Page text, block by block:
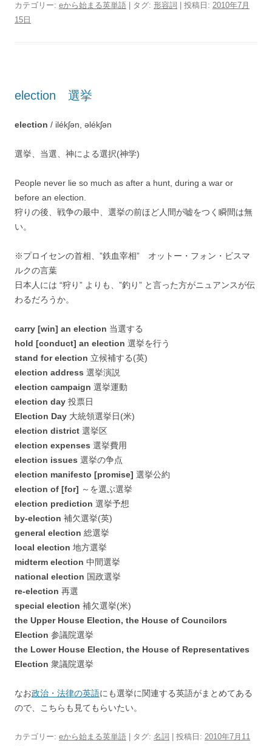
カテゴリー: eから始まる英単語 | タグ: 形容詞 | 投稿日: 2010年7月
15日
election 選挙
election / ilékʃən, əlékʃən
選挙、当選、神による選択(神学)
People never lie so much as after a hunt, during a war or
before an election.
狩りの後、戦争の最中、選挙の前ほど人間が嘘をつく瞬間は無
い。
※プロイセンの首相、”鉄血宰相” オットー・フォン・ビスマ
ルクの言葉
日本人には “狩り” よりも、”釣り” と言った方がニュアンスが伝
わるだろうか。
carry [win] an election 当選する
hold [conduct] an election 選挙を行う
stand for election 立候補する(英)
election address 選挙演説
election campaign 選挙運動
election day 投票日
Election Day 大統領選挙日(米)
election district 選挙区
election expenses 選挙費用
election issues 選挙の争点
election manifesto [promise] 選挙公約
election of [for] ～を選ぶ選挙
election prediction 選挙予想
by-election 補欠選挙(英)
general election 総選挙
local election 地方選挙
midterm election 中間選挙
national election 国政選挙
re-election 再選
special election 補欠選挙(米)
the Upper House Election, the House of Councilors
Election 参議院選挙
the Lower House Election, the House of Representatives
Election 衆議院選挙
なお政治・法律の英語にも選挙に関連する英語がまとめてある
ので、こちらも見てもらいたい。
カテゴリー: eから始まる英単語 | タグ: 名詞 | 投稿日: 2010年7月11